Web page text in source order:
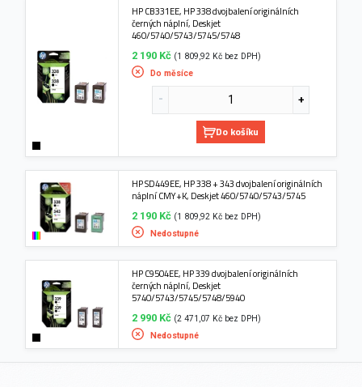
HP CB331EE, HP 338 dvojbalení originálních
černých náplní, Deskjet
460/5740/5743/5745/5748
2 190 Kč (1 809,92 Kč bez DPH)
Do měsíce
Do košíku
HP SD449EE, HP 338 + 343 dvojbalení originálních
náplní CMY+K, Deskjet 460/5740/5743/5745
2 190 Kč (1 809,92 Kč bez DPH)
Nedostupné
HP C9504EE, HP 339 dvojbalení originálních
černých náplní, Deskjet
5740/5743/5745/5748/5940
2 990 Kč (2 471,07 Kč bez DPH)
Nedostupné